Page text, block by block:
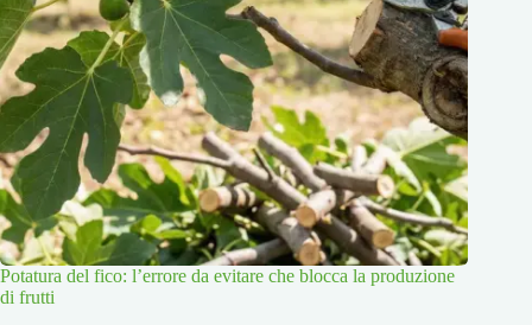
Potatura del fico: l’errore da evitare che blocca la produzione
di frutti